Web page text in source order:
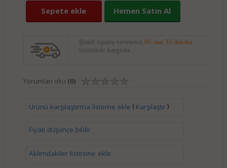
Sepete ekle Hemen Satın Al
Şimdi sipariş verirseniz 66 saat 35 dakika
içerisinde kargoda.
Yorumları oku (0)
Ürünü karşılaştırma listeme ekle ( Karşılaştır)
Fiyatı düşünce bildir
Aklımdakiler listesine ekle